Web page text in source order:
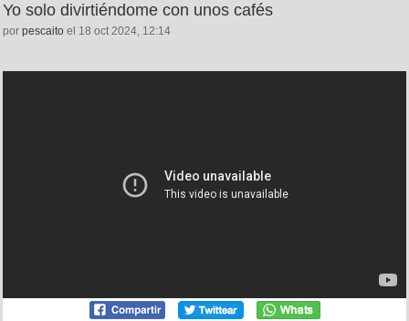
Yo solo divirtiéndome con unos cafés
por pescaito el 18 oct 2024, 12:14